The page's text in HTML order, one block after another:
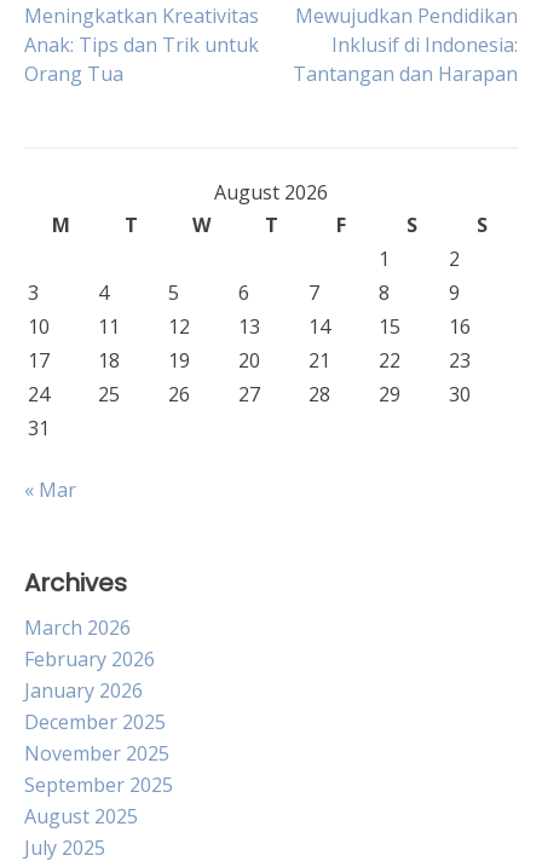
Post
navigation
Meningkatkan Kreativitas
Anak: Tips dan Trik untuk
Orang Tua
Mewujudkan Pendidikan
Inklusif di Indonesia:
Tantangan dan Harapan
August 2026
M
T W T F S
S
1
2
3
4 5 6 7 8
9
10
11 12 13 14 15
16
17
18 19 20 21 22
23
24
25 26 27 28 29
30
31
« Mar
Archives
March 2026
February 2026
January 2026
December 2025
November 2025
September 2025
August 2025
July 2025